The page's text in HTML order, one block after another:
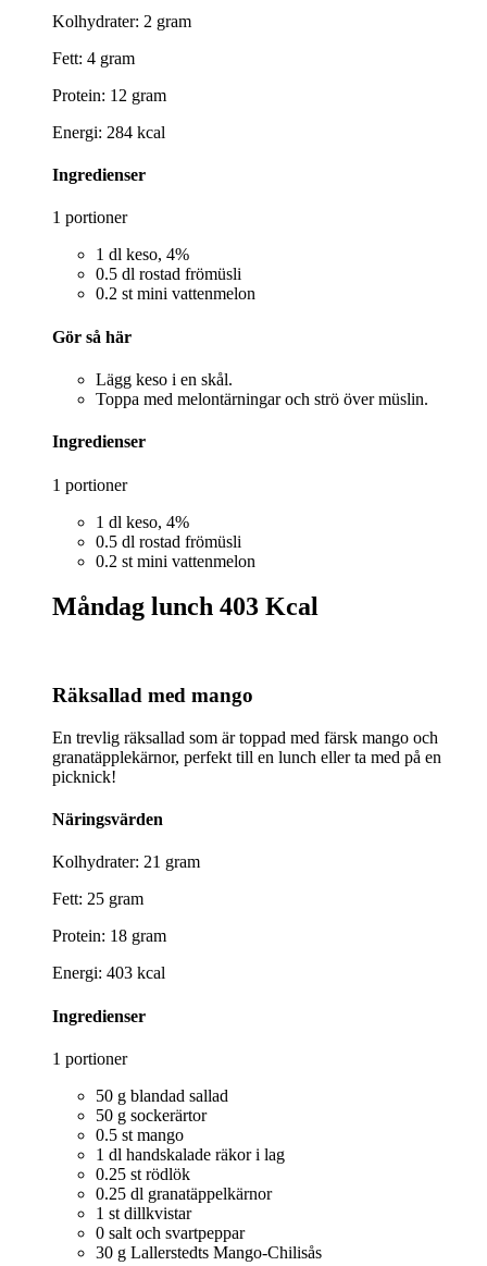
Kolhydrater: 2 gram
Fett: 4 gram
Protein: 12 gram
Energi: 284 kcal
Ingredienser
1 portioner
1 dl keso, 4%
0.5 dl rostad frömüsli
0.2 st mini vattenmelon
Gör så här
Lägg keso i en skål.
Toppa med melontärningar och strö över müslin.
Ingredienser
1 portioner
1 dl keso, 4%
0.5 dl rostad frömüsli
0.2 st mini vattenmelon
Måndag lunch 403 Kcal
Räksallad med mango
En trevlig räksallad som är toppad med färsk mango och
granatäpplekärnor, perfekt till en lunch eller ta med på en
picknick!
Näringsvärden
Kolhydrater: 21 gram
Fett: 25 gram
Protein: 18 gram
Energi: 403 kcal
Ingredienser
1 portioner
50 g blandad sallad
50 g sockerärtor
0.5 st mango
1 dl handskalade räkor i lag
0.25 st rödlök
0.25 dl granatäppelkärnor
1 st dillkvistar
0 salt och svartpeppar
30 g Lallerstedts Mango-Chilisås